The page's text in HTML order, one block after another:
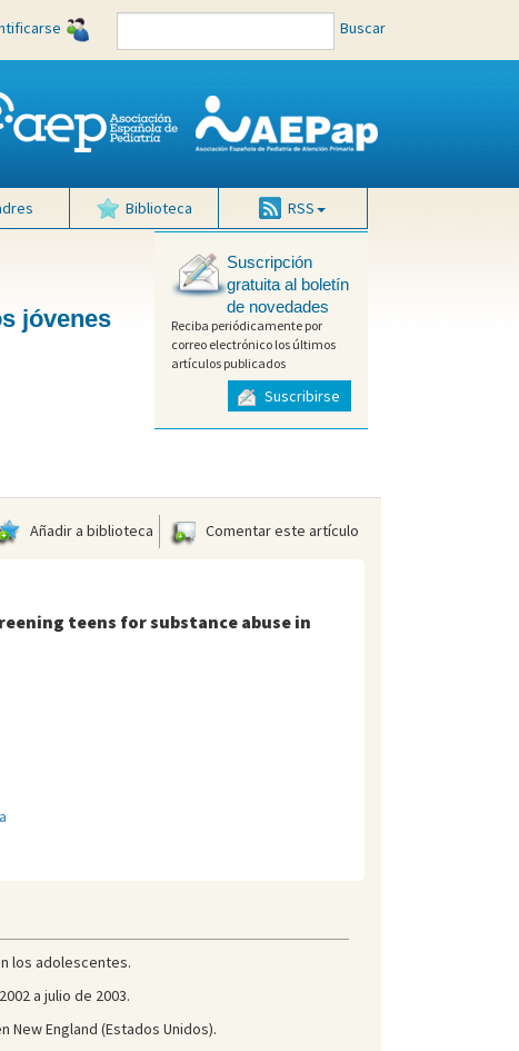
Buscar
Biblioteca RSS
jóvenes
Suscripción
gratuita al boletín
de novedades
Reciba periódicamente por
correo electrónico los últimos
artículos publicados
Suscribirse
Añadir a biblioteca Comentar este artículo
teens for substance abuse in
los adolescentes.
a julio de 2003.
England (Estados Unidos).